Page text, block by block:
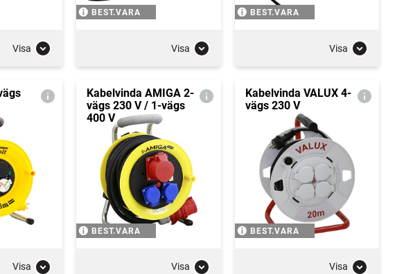
Visa
BEST.VARA
Visa
BEST.VARA
Visa
Visa
Kabelvinda AMIGA 2-
vägs 230 V / 1-vägs
400 V
BEST.VARA
Visa
Kabelvinda VALUX 4-
vägs 230 V
BEST.VARA
Visa